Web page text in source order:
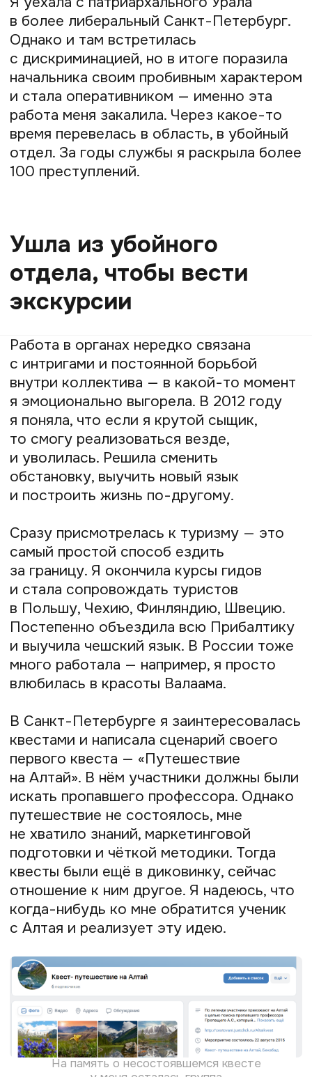
На память о несостоявшемся квесте
у меня осталась группа
во «ВКонтакте» — в ней всего 6
подписчиков
Момент озарения
Помню, я сидела на курсах гидов-
сопровождающих в Санкт-Петербурге
и слушала, что у экскурсантов нужно
вызывать эмоции, цеплять их. В этот
момент у меня появилась идея —
Это не обычная экскурсия, а настоящее
расследование, в котором каждый может
примерить на себя роль сыщика. Так
и родилась идея создавать квесты
с элементами детектива — на стыке
квесты — как раз то, чем я хочу
заниматься. В них я могла удачно
совместить все свои увлечения —
расследования, историю, актёрское
мастерство и страсть к путешествиям.
Кроме того, мне не очень нравится
классический туризм — участники
экскурсий выступают пассивными
слушателями, а ведь добывать
информацию интереснее
и продуктивнее, чем просто
её поглощать.
Уехала в Словению
и окунулась в мир
квестов
В 2015 году я уехала в Словению и с тех
пор живу тут. В новом для себя месте
я получила лицензию гида и начала
развивать туризм в этой удивительно
интересной стране, но тему квестов
тоже не оставила. Даже во время
курсовую работу по предмету «Туризм»
с квестами. Она представляла собой
сценарий квеста с интригующим
названием — «По следам русской
мафии».
Пару лет я занималась всё тем же —
проводила экскурсии и при этом думала,
как же выделиться среди коллег.
Решила, что в этом помогут квесты.
В 2017 году я провела первый тестовый
квест для русскоговорящих эмигрантов.
Квест назывался «Проклятие
средневековой Локи» и собрал много
восторженных отзывов
Участники текстового квеста уверяли